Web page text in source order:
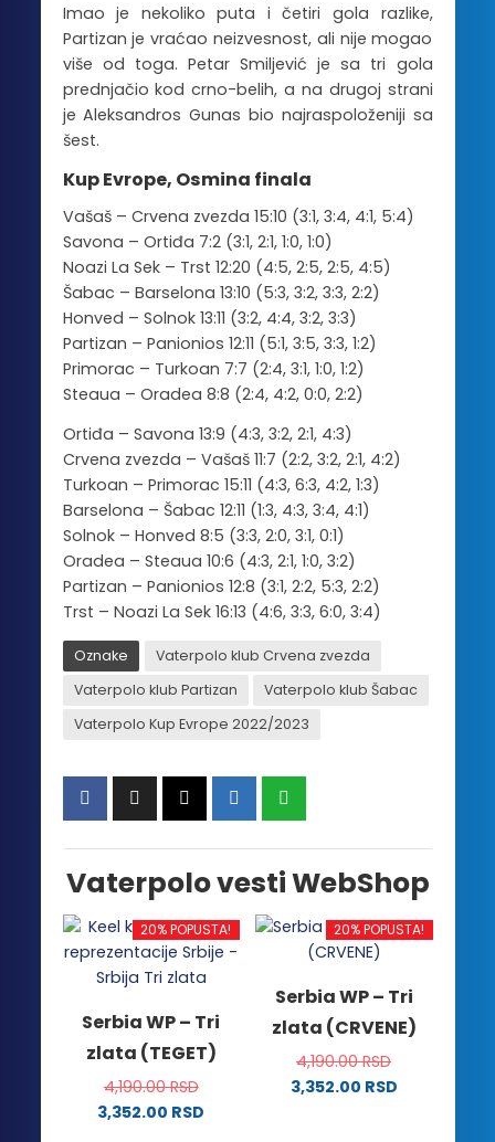
Imao je nekoliko puta i četiri gola razlike,
Partizan je vraćao neizvesnost, ali nije mogao
više od toga. Petar Smiljević je sa tri gola
prednjačio kod crno-belih, a na drugoj strani
je Aleksandros Gunas bio najraspoloženiji sa
šest.
Kup Evrope, Osmina finala
Vašaš – Crvena zvezda 15:10 (3:1, 3:4, 4:1, 5:4)
Savona – Ortiđa 7:2 (3:1, 2:1, 1:0, 1:0)
Noazi La Sek – Trst 12:20 (4:5, 2:5, 2:5, 4:5)
Šabac – Barselona 13:10 (5:3, 3:2, 3:3, 2:2)
Honved – Solnok 13:11 (3:2, 4:4, 3:2, 3:3)
Partizan – Panionios 12:11 (5:1, 3:5, 3:3, 1:2)
Primorac – Turkoan 7:7 (2:4, 3:1, 1:0, 1:2)
Steaua – Oradea 8:8 (2:4, 4:2, 0:0, 2:2)
Ortiđa – Savona 13:9 (4:3, 3:2, 2:1, 4:3)
Crvena zvezda – Vašaš 11:7 (2:2, 3:2, 2:1, 4:2)
Turkoan – Primorac 15:11 (4:3, 6:3, 4:2, 1:3)
Barselona – Šabac 12:11 (1:3, 4:3, 3:4, 4:1)
Solnok – Honved 8:5 (3:3, 2:0, 3:1, 0:1)
Oradea – Steaua 10:6 (4:3, 2:1, 1:0, 3:2)
Partizan – Panionios 12:8 (3:1, 2:2, 5:3, 2:2)
Trst – Noazi La Sek 16:13 (4:6, 3:3, 6:0, 3:4)
Oznake
Vaterpolo klub Crvena zvezda
Vaterpolo klub Partizan
Vaterpolo klub Šabac
Vaterpolo Kup Evrope 2022/2023
Vaterpolo vesti WebShop
20% POPUSTA!
Serbia WP – Tri
zlata (TEGET)
4,190.00RSD
3,352.00 RSD
20% POPUSTA!
Serbia WP – Tri
zlata (CRVENE)
4,190.00RSD
3,352.00 RSD